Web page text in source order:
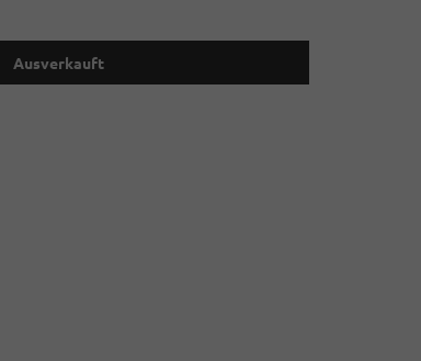
Ausverkauft